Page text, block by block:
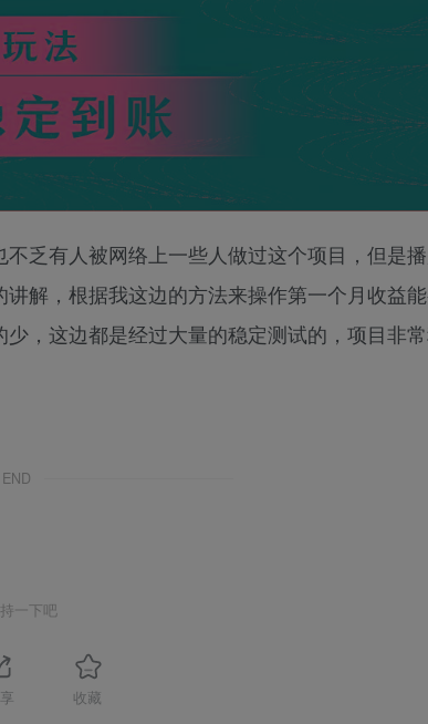
乏有人被网络上一些人做过这个项目，但是
解，根据我这边的方法来操作第一个月收益
，这边都是经过大量的稳定测试的，项目非
一下吧
收藏